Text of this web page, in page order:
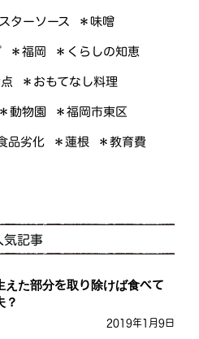
ターソース ＊味噌
＊福岡 ＊くらしの知恵
＊おもてなし料理
＊動物園 ＊福岡市東区
品劣化 ＊蓮根 ＊教育費
気記事
えた部分を取り除けば食べて
？
2019年1月9日